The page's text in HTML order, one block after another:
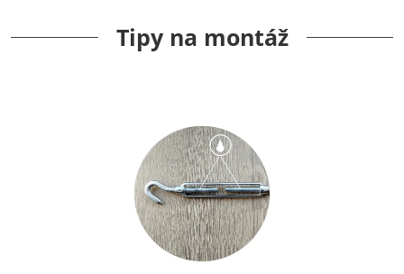
Tipy na montáž